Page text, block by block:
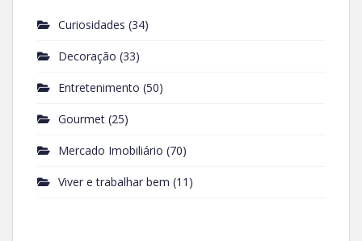
Curiosidades (34)
Decoração (33)
Entretenimento (50)
Gourmet (25)
Mercado Imobiliário (70)
Viver e trabalhar bem (11)